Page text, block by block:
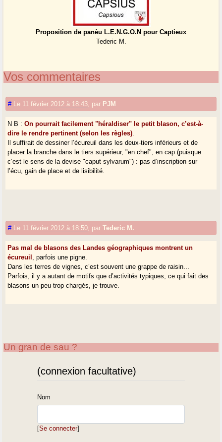
Proposition de panèu L.E.N.G.O.N pour Captieux
Tederic M.
Vos commentaires
# Le 11 février 2012 à 18:43 par PJM
N B :On pourrait facilement "héraldiser" le petit blason, c’est-à-
dire le rendre pertinent (selon les règles)
Il suffirait de dessiner l’écureuil dans les deux-tiers inférieurs et de
placer la branche dans le tiers supérieur, "en chef", en cap (puisque
c’est le sens de la devise "caput sylvarum") : pas d’inscription sur
l’écu, gain de place et de lisibilité.
# Le 11 février 2012 à 18:50 parTederic M.
Pas mal de blasons des Landes géographiques montrent un
écureuil
, parfois une pigne.
Dans les terres de vignes, c’est souvent une grappe de raisin...
Parfois, il y a autant de motifs que d’activités typiques, ce qui fait des
blasons un peu trop chargés, je trouve.
Un gran de sau ?
(connexion facultative)
Nom
[Se connecter]